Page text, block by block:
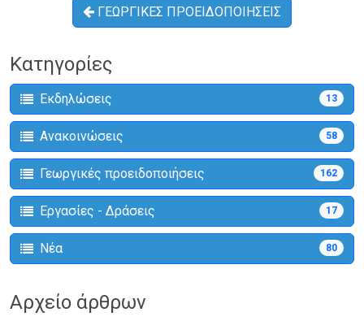
ΓΕΩΡΓΙΚΕΣ ΠΡΟΕΙΔΟΠΟΙΗΣΕΙΣ
Κατηγορίες
Εκδηλώσεις 13
Ανακοινώσεις 58
Γεωργικές προειδοποιήσεις 162
Εργασίες - Δράσεις 17
Νέα 80
Αρχείο άρθρων